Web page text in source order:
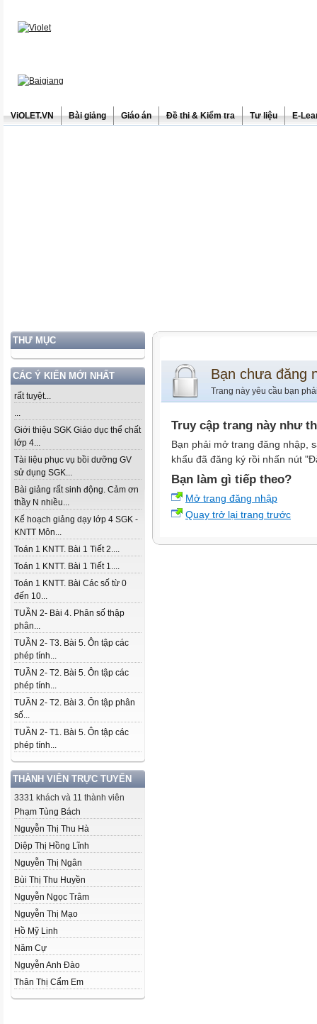
ViOLET.VN Bài giảng Giáo án Đề thi & Kiểm tra Tư liệu E-
THƯ MỤC
CÁC Ý KIẾN MỚI NHẤT
rất tuyệt...
...
Giới thiệu SGK Giáo dục thể chất
lớp 4...
Tài liệu phục vụ bồi dưỡng GV
sử dụng SGK...
Bài giảng rất sinh động. Cảm ơn
thầy N nhiều...
Kế hoạch giảng dạy lớp 4 SGK -
KNTT Môn...
Toán 1 KNTT. Bài 1 Tiết 2....
Toán 1 KNTT. Bài 1 Tiết 1....
Toán 1 KNTT. Bài Các số từ 0
đến 10...
TUẦN 2- Bài 4. Phân số thập
phân...
TUẦN 2- T3. Bài 5. Ôn tập các
phép tính...
TUẦN 2- T2. Bài 5. Ôn tập các
phép tính...
TUẦN 2- T2. Bài 3. Ôn tập phân
số...
TUẦN 2- T1. Bài 5. Ôn tập các
phép tính...
THÀNH VIÊN TRỰC TUYẾN
3331 khách và 11 thành viên
Phạm Tùng Bách
Nguyễn Thị Thu Hà
Diệp Thị Hồng Lĩnh
Nguyễn Thị Ngân
Bùi Thị Thu Huyền
Nguyễn Ngọc Trâm
Nguyễn Thị Mạo
Hồ Mỹ Linh
Năm Cự
Nguyễn Anh Đào
Thân Thị Cẩm Em
Bạn chưa đăng
Trang này yêu cầu bạn
Truy cập trang này như
Bạn phải mở trang đăng nhập,
khẩu đã đăng ký rồi nhấn nút
Bạn làm gì tiếp theo?
Mở trang đăng nhập
Quay trở lại trang trước